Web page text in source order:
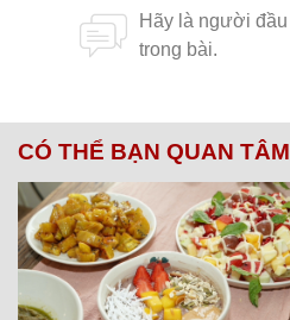
CÓ THỂ BẠN QUAN TÂM